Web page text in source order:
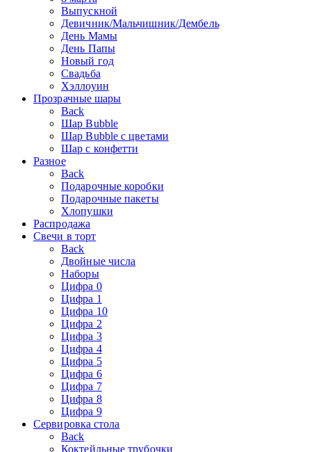
Выпускной
Девичник/Мальчишник/Дембель
День Мамы
День Папы
Новый год
Свадьба
Хэллоуин
Прозрачные шары
Back
Шар Bubble
Шар Bubble с цветами
Шар с конфетти
Разное
Back
Подарочные коробки
Подарочные пакеты
Хлопушки
Распродажа
Свечи в торт
Back
Двойные числа
Наборы
Цифра 0
Цифра 1
Цифра 10
Цифра 2
Цифра 3
Цифра 4
Цифра 5
Цифра 6
Цифра 7
Цифра 8
Цифра 9
Сервировка стола
Back
Коктейльные трубочки